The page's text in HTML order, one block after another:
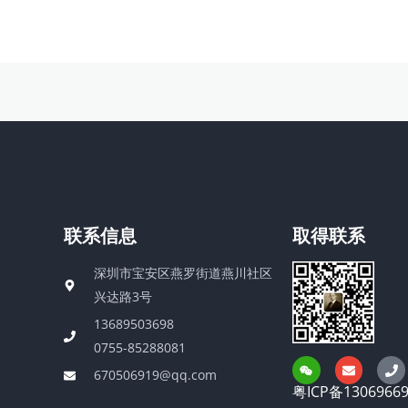
联系信息
深圳市宝安区燕罗街道燕川社区
兴达路3号
13689503698
0755-85288081
670506919@qq.com
取得联系
W
e
i
x
E
n
v
e
P
h
o
n
粤ICP备